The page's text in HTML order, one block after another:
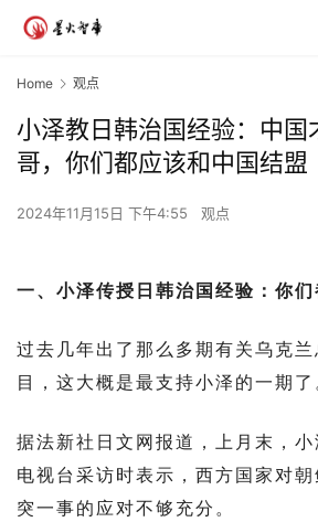
Home 观点
小泽教日韩治国经验：中国
哥，你们都应该和中国结盟
2024年11月15日 下午4:55 观点
一、小泽传授日韩治国经验：你
过去几年出了那么多期有关乌克
目，这大概是最支持小泽的一期了
据法新社日文网报道，上月末，
电视台采访时表示，西方国家对
突一事的应对不够充分。